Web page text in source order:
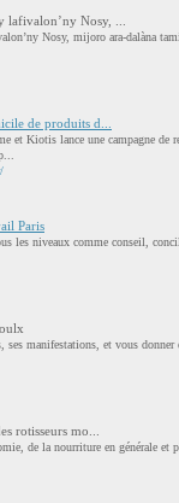
lafivalon’ny Nosy, ...
Nosy, mijoro ara-dalàna
de produits d...
et Kiotis lance une campagne de
Paris
les niveaux comme conseil,
ses manifestations, et vous
rotisseurs mo...
de la nourriture en générale